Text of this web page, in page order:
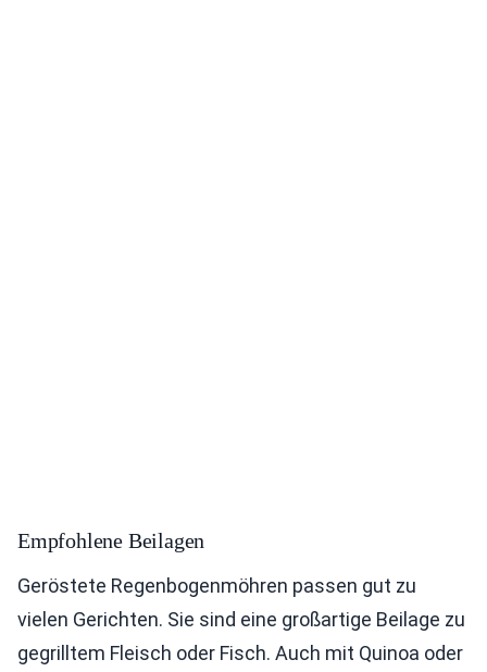
Empfohlene Beilagen
Geröstete Regenbogenmöhren passen gut zu
vielen Gerichten. Sie sind eine großartige Beilage zu
gegrilltem Fleisch oder Fisch. Auch mit Quinoa oder